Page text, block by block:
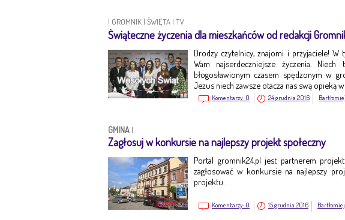
| GROMNIK | ŚWIĘTA | TV
Świąteczne życzenia dla mieszkańców od redakcji
Drodzy czytelnicy, znajomi i przyjaciele! W
Wam najserdeczniejsze życzenia.
błogosławionym czasem spędzonym w
Jezus niech zawsze otacza nas swą opieką
Komentarzy: 0 24 grudnia 2016
GMINA |
Zagłosuj w konkursie na najlepszy projekt społeczny
Portal gromnik24.pl jest partnerem
zagłosować w konkursie na najlepszy
projektu.
Komentarzy: 0 15 grudnia 2016